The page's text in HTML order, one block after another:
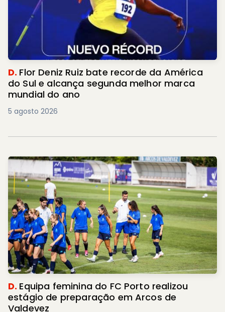
D. Flor Deniz Ruiz bate recorde da América
do Sul e alcança segunda melhor marca
mundial do ano
5 agosto 2026
D. Equipa feminina do FC Porto realizou
estágio de preparação em Arcos de
Valdevez